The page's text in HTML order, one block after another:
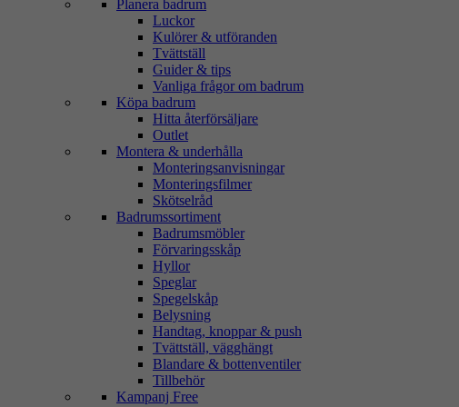
Planera badrum
Luckor
Kulörer & utföranden
Tvättställ
Guider & tips
Vanliga frågor om badrum
Köpa badrum
Hitta återförsäljare
Outlet
Montera & underhålla
Monteringsanvisningar
Monteringsfilmer
Skötselråd
Badrumssortiment
Badrumsmöbler
Förvaringsskåp
Hyllor
Speglar
Spegelskåp
Belysning
Handtag, knoppar & push
Tvättställ, vägghängt
Blandare & bottenventiler
Tillbehör
Kampanj Free